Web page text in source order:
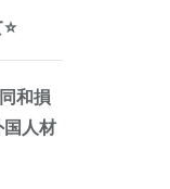
和損
人材